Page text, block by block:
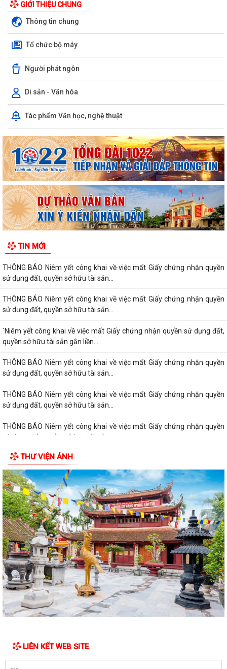
GIỚI THIỆU CHUNG
Thông tin chung
Tổ chức bộ máy
Người phát ngôn
Di sản - Văn hóa
Tác phẩm Văn học, nghệ thuật
TIN MỚI
Đảng Đảng ủy xã An Hưng về việc điều...
Kế hoạch số 197/KH-UBND ngày 06/8/2026 của UBND xã An Hưng về
việc triển khai hoạt động chăm sóc...
Công văn số 1487/UBND-VHXH ngày 06/8/2026 của UBND xã An
Hưng về việc tăng cường công tác truyền...
THÔNG BÁO Niêm yết công khai về việc mất Giấy chứng nhận quyền
sử dụng đất, quyền sở hữu tài sản...
dụng đất, quyền sở hữu tài sản...
THÔNG BÁO Niêm yết công khai về việc mất Giấy chứng nhận quyền
sử dụng đất, quyền sở hữu tài sản...
THÔNG BÁO Niêm yết công khai về việc mất Giấy chứng nhận quyền
sử dụng đất, quyền sở hữu tài sản...
`Niêm yết công khai về việc mất Giấy chứng nhận quyền sử dụng đất,
quyền sở hữu tài sản gắn liền...
THÔNG BÁO Niêm yết công khai về việc mất Giấy chứng nhận quyền
sử dụng đất, quyền sở hữu tài sản...
THÔNG BÁO Niêm yết công khai về việc mất Giấy chứng nhận quyền
sử dụng đất, quyền sở hữu tài sản...
THÔNG BÁO Niêm yết công khai về việc mất Giấy chứng nhận quyền
sử dụng đất, quyền sở hữu tài sản...
Công văn số 2968/QLD-MP ngày 31/7/2026 của Cục quản lý Dược -
Bộ Y tế về việc đình chỉ lưu hành,...
Công văn v/v đình chỉ lưu hành, thu hồi và tiêu hủy mỹ phẩm vi phạm
Công văn v/v thực hiện liên thông dữ liệu khám sức khỏe định kỳ,
khám sàng lọc
Công văn số 186/KH- UBND Triển khai thực hiện Chương trình quốc gia
về an toàn trong sử dụng điện...
Quyết định số: 55 /2026/QĐ-UBND TP Quy định hệ số điều chỉnh mức
thu nhập đủ điều kiện để được mua,...
Công văn số 8387/SXD - CCGĐXD của Sở Xây dựng TP Hải Phòng V/v
tiếp tục triển khai thực hiện công...
dứt hành vi vi phạm và khắc phục hiện...
THƯ VIỆN ẢNH
LIÊN KẾT WEB SITE